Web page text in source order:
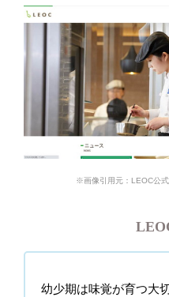
※画像引用元：LEOC公式
幼少期は味覚が育つ大